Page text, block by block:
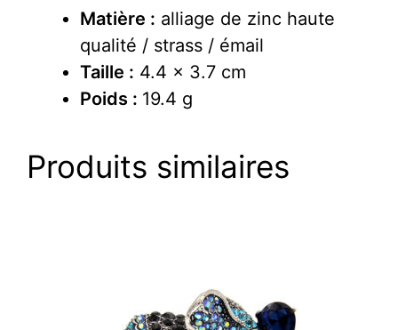
Matière : alliage de zinc haute
qualité / strass / émail
Taille : 4.4 x 3.7 cm
Poids : 19.4 g
Produits similaires